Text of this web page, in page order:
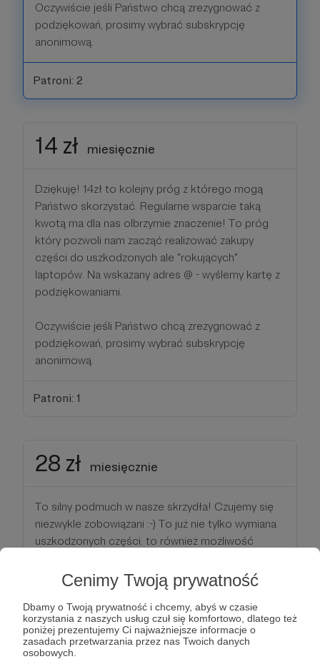
Cenimy Twoją prywatność
Dbamy o Twoją prywatność i chcemy, abyś w czasie
korzystania z naszych usług czuł się komfortowo, dlatego też
poniżej prezentujemy Ci najważniejsze informacje o
zasadach przetwarzania przez nas Twoich danych
osobowych.
Oczywiście jeśli Państwo chcą zrezygnować z
podziękowań, prosimy wybrać subskrypcję
anonimową.
Patroni: 2
14 zł miesięcznie
Dziękuję! 14zł to kolejny próg z którego mogą
Państwo skorzystać. Regularne wsparcie taką
kwotą ma dla nas olbrzymie znaczenie! To próg
który pozwoli nam zacząć realizować zakupy
części do uszkodzonych ale "rokujących"
laptopów. Na wskazany adres @ - wyślemy kartę z
podziękowaniami.
Oczywiście jeśli Państwo chcą zrezygnować z
podziękowań, prosimy wybrać subskrypcję
anonimową.
Patroni: 1
28 zł miesięcznie
To silny podmuch w nasze skrzydła! Czujemy się
niezwykle zobowiązani :-) To już nie tylko wymiana
uszkodzonych części. to również możliwość
Ponadto na wskazany adres emaliowany - wyślemy
Państwu kartę z podziękowaniami :-)
Oczywiście jeśli Państwo chcą zrezygnować z
podziękowań, prosimy wybrać subskrypcję